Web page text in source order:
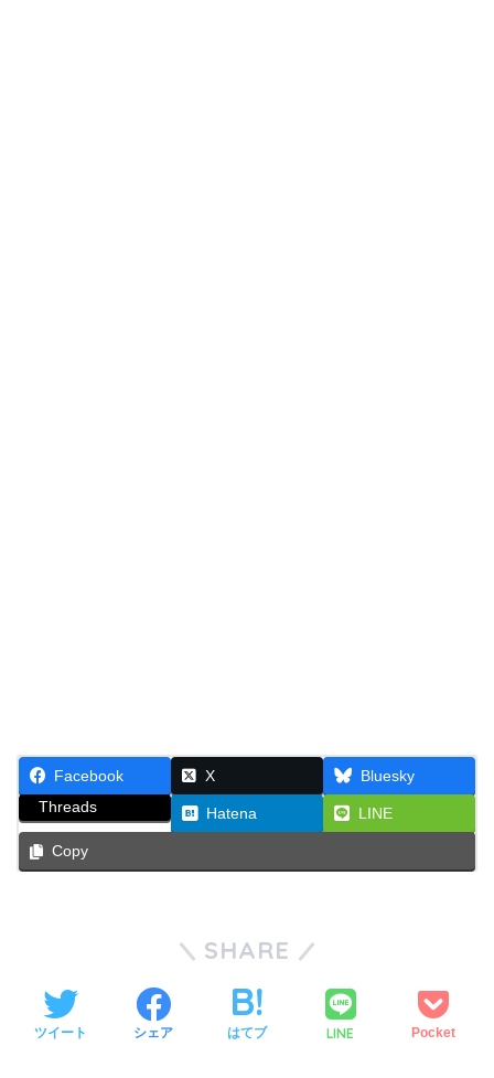
Facebook X
Bluesky
Threads
Hatena LINE
Copy
SHARE
ツイート シェア はてブ LINE Pocket